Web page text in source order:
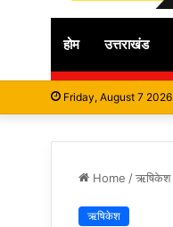
होम उत्तराखंड
Friday, August 7 2026
Home /ऋषिकेश
ऋषिकेश